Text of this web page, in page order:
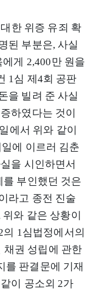
한 위증 유죄 확
된 부분은, 사실
게 2,400만 원을
1심 제4회 공판
을 빌려 준 사실
하였다는 것이
에서 위와 같이
에 이르러 김춘
을 시인하면서
부인했던 것은
라고 종전 진술
와 같은 상황이
1심법정에서의
채권 성립에 관한
를 판결문에 기재
이 공소외 2가